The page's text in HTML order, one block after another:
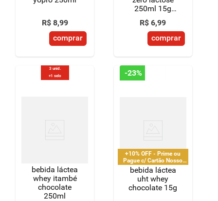
R$ 8,99
comprar
250ml 15g
proteína
morango
R$ 6,99
comprar
3 unid.
+1 selo
bebida láctea
whey itambé
chocolate
250ml
-23%
+10% OFF - Prime ou
Pague c/ Cartão Nosso
Pay
bebida láctea
uht whey
chocolate 15g